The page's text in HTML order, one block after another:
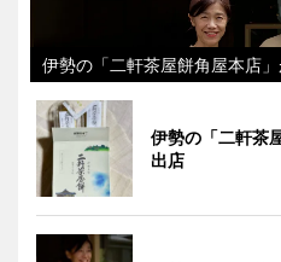
伊勢の「二軒茶屋餅角屋本店
伊勢の「二軒茶
出店